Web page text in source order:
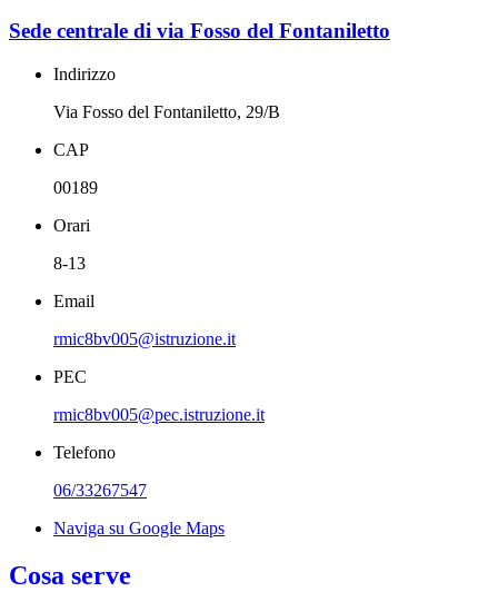
Sede centrale di via Fosso del Fontaniletto
Indirizzo
Via Fosso del Fontaniletto, 29/B
CAP
00189
Orari
8-13
Email
rmic8bv005@istruzione.it
PEC
rmic8bv005@pec.istruzione.it
Telefono
06/33267547
Naviga su Google Maps
Cosa serve